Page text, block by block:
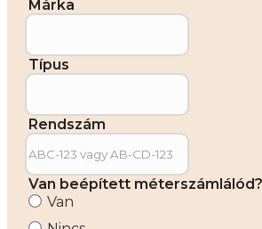
Márka
Típus
Rendszám
Van beépített méterszámlálód?
Van